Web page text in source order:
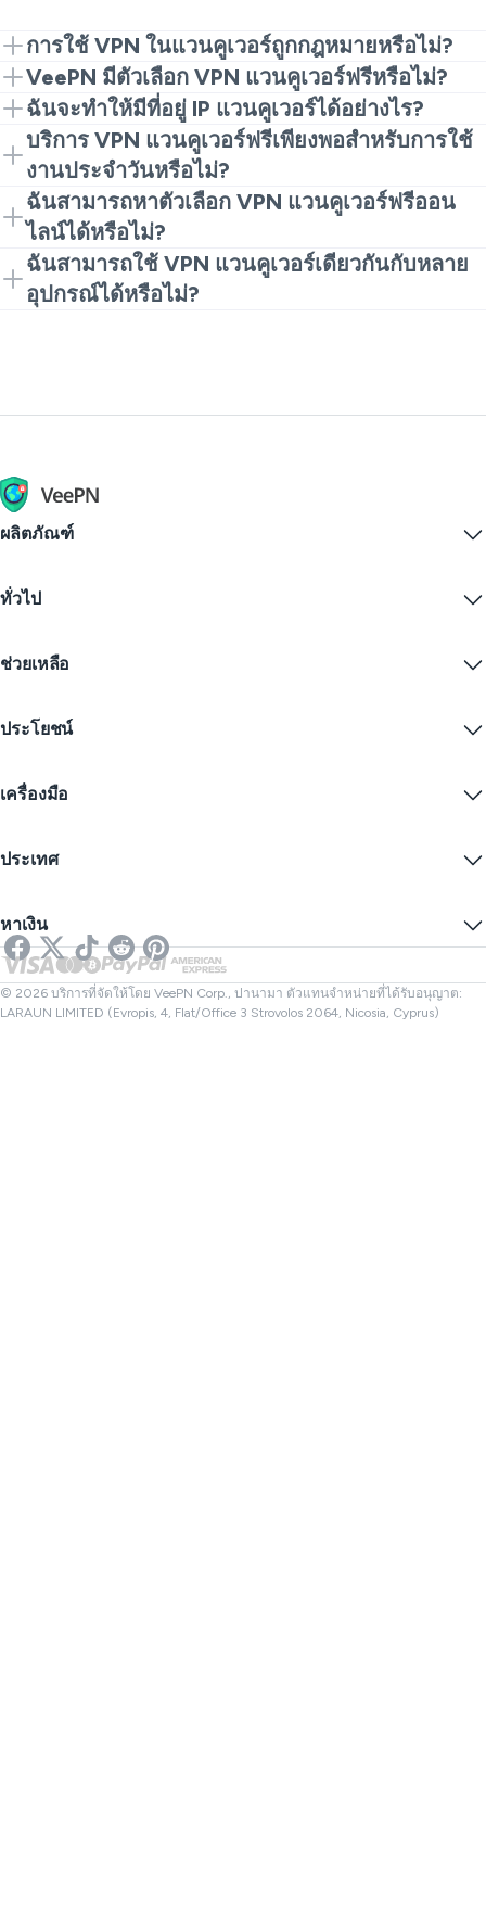
การใช้ VPN ในแวนคูเวอร์ถูกกฎหมายหรือไม่?
การใช้ VPN ในแวนคูเวอร์เป็นเรื่องถูกกฎหมายเพื่อให้มี
ความเป็นส่วนตัวและความปลอดภัยตามปกติ คุณแค่ต้อง
ใช้มันอย่างมีความรับผิดชอบและปฏิบัติตามกฎระเบียบ
ท้องถิ่น
VeePN มีตัวเลือก VPN แวนคูเวอร์ฟรีหรือไม่?
ในกรณีที่คุณต้องการเวอร์ชัน VPN แวนคูเวอร์ฟรี ตัว
ขยายเบราว์เซอร์ของเราสามารถเป็นจุดเริ่มต้นที่ดี คุณ
สามารถอัปเกรดเป็นแอปเต็มรูปแบบซึ่งต่อมาคุณอาจ
ต้องการฟีเจอร์เพิ่มเติม
ฉันจะทำให้มีที่อยู่ IP แวนคูเวอร์ได้อย่างไร?
ติดตั้ง VeePN เปิดแอปหรือส่วนขยายและเชื่อมต่อกับ
เซิร์ฟเวอร์ในท้องถิ่น เมื่อเชื่อมต่อแล้ว เว็บไซต์จะเห็น
ตำแหน่งแวนคูเวอร์แทนที่อยู่ IP จริงของคุณ
บริการ VPN แวนคูเวอร์ฟรีเพียงพอสำหรับการใช้
งานประจำวันหรือไม่?
สำหรับการท่องเว็บง่ายๆ และการดำเนินการที่รวดเร็วอาจ
เพียงพอ อย่างไรก็ตาม หากคุณต้องการความเร็วที่มาก
ขึ้น ประสิทธิภาพที่สม่ำเสมอและการป้องกันเพิ่มเติม
แอปพลิเคชัน VeePN แบบเต็มคือทางเลือกที่ดีกว่า
ฉันสามารถหาตัวเลือก VPN แวนคูเวอร์ฟรีออน
ไลน์ได้หรือไม่?
ได้ แต่ไม่ได้หมายความว่าทุกเครื่องมือฟรีจะน่าเชื่อถือ
บางบริการฟรีรวบรวมข้อมูลหรือแสดงโฆษณา ดังนั้นจึงดี
ฉันสามารถใช้ VPN แวนคูเวอร์เดียวกันกับหลาย
อุปกรณ์ได้หรือไม่?
ผลิตภัณฑ์
VPN for macOS
iOS VPN
Firefox
VPN ฟรี
ทั่วไป
ดาวน์โหลด VPN
ราคา
ส่วนลดนักเรียน
บล็อก
ช่วยเหลือ
ติดต่อเรา
นโยบายความเป็นส่วนตัว
การตั้งค่าคุกกี้
ประโยชน์
ความเป็นส่วนตัวทางอินเทอร์เน็ต
IP ไม่ระบุตัวตน
VPN สำหรับการสตรีม
Netflix VPN
เครื่องมือ
ซ่อน IP ของคุณ
SMS ออนไลน์
ตรวจสอบลิงก์
ตรวจสอบไฟล์
ประเทศ
VPN ของสหราชอาณาจักร
VPN ของแคนาดา
VPN ของตุรกี
หาเงิน
พันธมิตร
© 2026 บริการที่จัดให้โดย VeePN Corp., ปานามา ตัวแทนจำหน่ายที่ได้รับอนุญาต:
LARAUN LIMITED (Evropis, 4, Flat/Office 3 Strovolos 2064, Nicosia, Cyprus)